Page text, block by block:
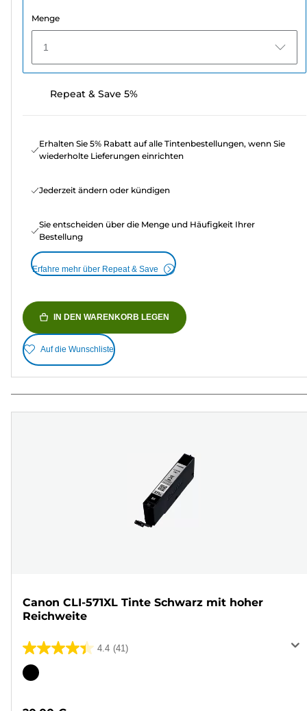
Menge
1
Repeat & Save 5%
Erhalten Sie 5% Rabatt auf alle Tintenbestellungen, wenn Sie
wiederholte Lieferungen einrichten
Jederzeit ändern oder kündigen
Sie entscheiden über die Menge und Häufigkeit Ihrer
Bestellung
Erfahre mehr über Repeat & Save
IN DEN WARENKORB LEGEN
Auf die Wunschliste
Canon CLI-571XL Tinte Schwarz mit hoher
Reichweite
4.4 (41)
4.4
von
Farbpatrone